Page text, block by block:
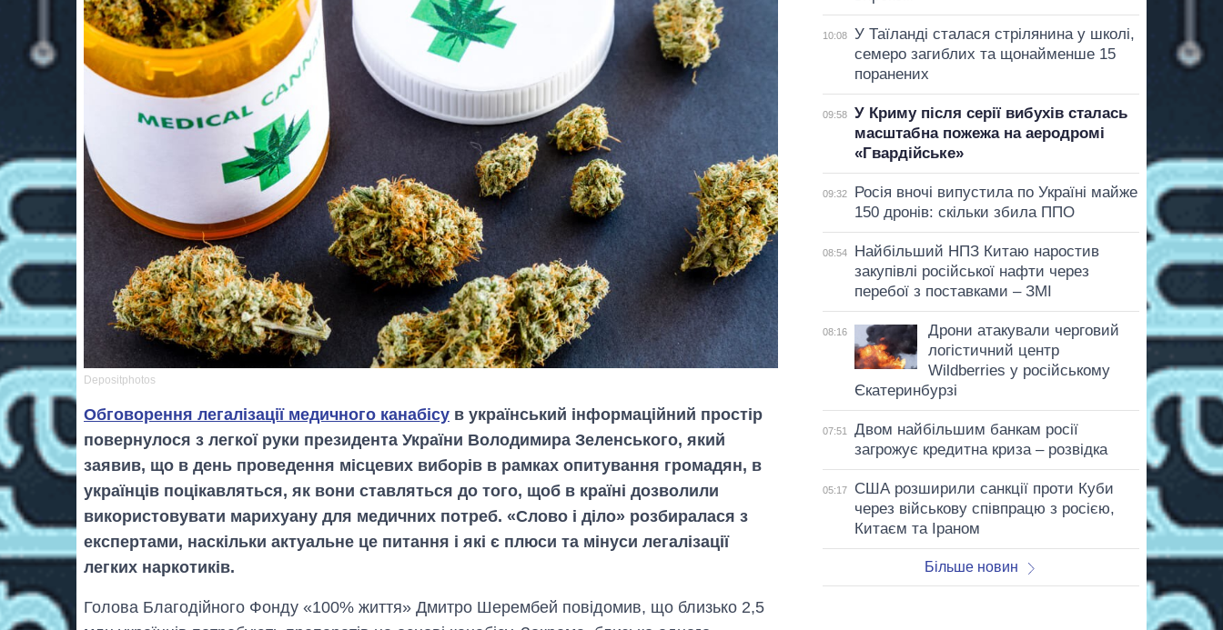
Depositphotos
Обговорення легалізації медичного канабісу в український інформаційний простір
повернулося з легкої руки президента України Володимира Зеленського, який
заявив, що в день проведення місцевих виборів в рамках опитування громадян, в
українців поцікавляться, як вони ставляться до того, щоб в країні дозволили
використовувати марихуану для медичних потреб. «Слово і діло» розбиралася з
експертами, наскільки актуальне це питання і які є плюси та мінуси легалізації
легких наркотиків.
Голова Благодійного Фонду «100% життя» Дмитро Шерембей повідомив, що близько 2,5
10:08
У Таїланді сталася стрілянина у школі,
семеро загиблих та щонайменше 15
поранених
09:58
У Криму після серії вибухів сталась
масштабна пожежа на аеродромі
«Гвардійське»
09:32
Росія вночі випустила по Україні майже
150 дронів: скільки збила ППО
08:54
Найбільший НПЗ Китаю наростив
закупівлі російської нафти через
перебої з поставками – ЗМІ
08:16
Дрони атакували черговий
логістичний центр
Wildberries у російському
Єкатеринбурзі
07:51
Двом найбільшим банкам росії
загрожує кредитна криза – розвідка
05:17
США розширили санкції проти Куби
через військову співпрацю з росією,
Китаєм та Іраном
Більше новин